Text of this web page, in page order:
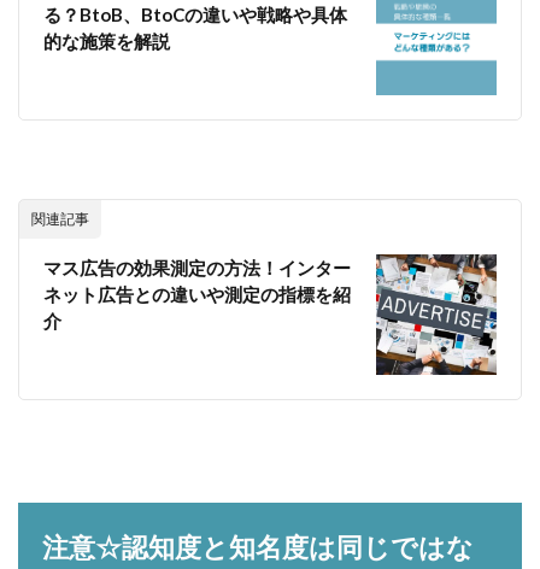
る？BtoB、BtoCの違いや戦略や具体
的な施策を解説
関連記事
マス広告の効果測定の方法！インター
ネット広告との違いや測定の指標を紹
介
注意☆認知度と知名度は同じではな